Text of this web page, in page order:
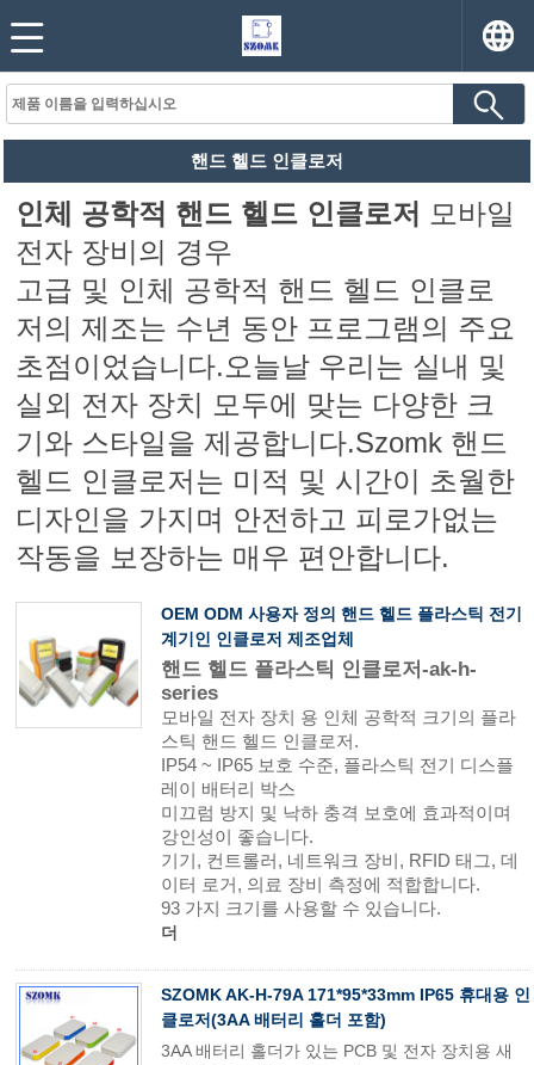
핸드 헬드 인클로저
인체 공학적 핸드 헬드 인클로저 모바일
전자 장비의 경우
고급 및 인체 공학적 핸드 헬드 인클로
저의 제조는 수년 동안 프로그램의 주요
초점이었습니다.오늘날 우리는 실내 및
실외 전자 장치 모두에 맞는 다양한 크
기와 스타일을 제공합니다.Szomk 핸드
헬드 인클로저는 미적 및 시간이 초월한
디자인을 가지며 안전하고 피로가없는
작동을 보장하는 매우 편안합니다.
OEM ODM 사용자 정의 핸드 헬드 플라스틱 전기
계기인 인클로저 제조업체
핸드 헬드 플라스틱 인클로저-ak-h-
series
모바일 전자 장치 용 인체 공학적 크기의 플라
스틱 핸드 헬드 인클로저.
IP54 ~ IP65 보호 수준, 플라스틱 전기 디스플
레이 배터리 박스
미끄럼 방지 및 낙하 충격 보호에 효과적이며
강인성이 좋습니다.
기기, 컨트롤러, 네트워크 장비, RFID 태그, 데
이터 로거, 의료 장비 측정에 적합합니다.
93 가지 크기를 사용할 수 있습니다.
더
SZOMK AK-H-79A 171*95*33mm IP65 휴대용 인
클로저(3AA 배터리 홀더 포함)
3AA 배터리 홀더가 있는 PCB 및 전자 장치용 새